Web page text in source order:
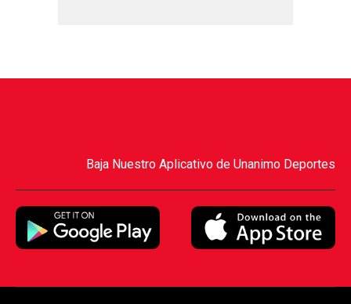
Baja Nuestro Aplicativo de Unanimo Deportes